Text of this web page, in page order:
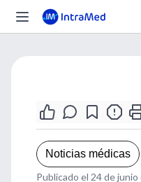
Noticias médicas
Publicado el 24 de